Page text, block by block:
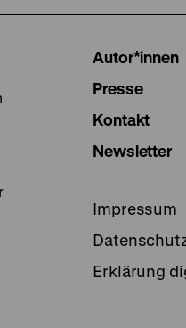
Autor*innen
Presse
Kontakt
Newsletter
Impressum
Erklärung